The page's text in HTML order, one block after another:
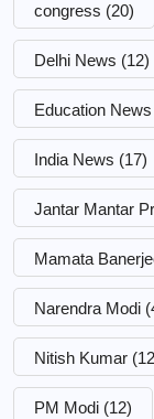
congress (20)
Delhi News (12)
Education News
India News (17)
Jantar Mantar
Mamata
Narendra Modi
Nitish Kumar
PM Modi (12)